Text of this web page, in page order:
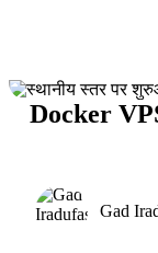
Docker
Gad